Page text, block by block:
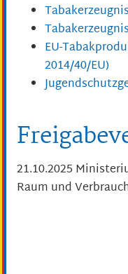
EU-
2014/40/EU)
21.10.2025
Raum und